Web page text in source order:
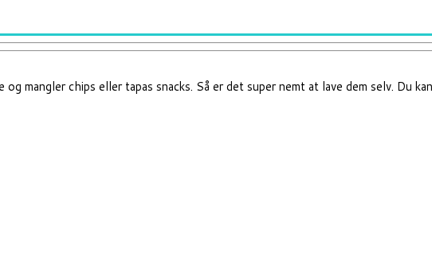
mangler chips eller tapas snacks. Så er det super nemt at lave dem selv.